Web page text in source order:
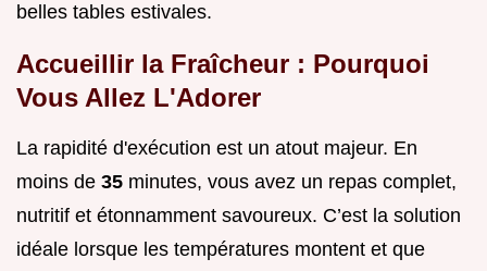
belles tables estivales.
Accueillir la Fraîcheur : Pourquoi
Vous Allez L'Adorer
La rapidité d'exécution est un atout majeur. En
moins de 35 minutes, vous avez un repas complet,
nutritif et étonnamment savoureux. C’est la solution
idéale lorsque les températures montent et que